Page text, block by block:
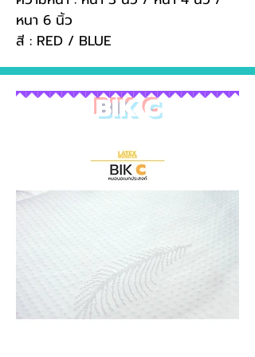
หนา 6 นิ้ว
สี : RED / BLUE
BIK C